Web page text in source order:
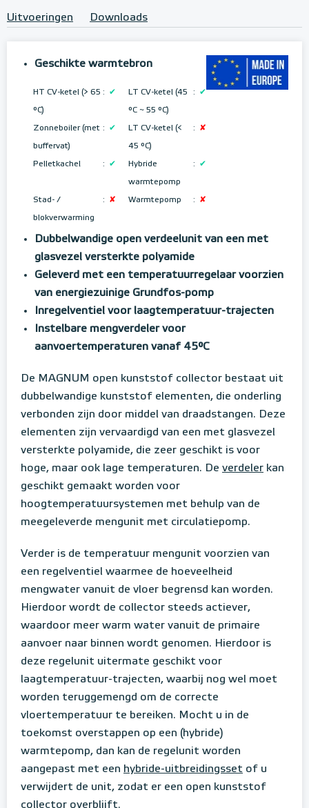
Uitvoeringen Downloads
Geschikte warmtebron
HT CV-ketel (> 65
°C)
: ✔ LT CV-ketel (45
°C ~ 55 °C)
: ✔
Zonneboiler (met
buffervat)
: ✔ LT CV-ketel (<
45 °C)
: ✘
Pelletkachel : ✔ Hybride
warmtepomp
: ✔
Stad- /
blokverwarming
: ✘ Warmtepomp : ✘
Dubbelwandige open verdeelunit van een met
glasvezel versterkte polyamide
Geleverd met een temperatuurregelaar voorzien
van energiezuinige Grundfos-pomp
Inregelventiel voor laagtemperatuur-trajecten
Instelbare mengverdeler voor
aanvoertemperaturen vanaf 45°C
De MAGNUM open kunststof collector bestaat uit
dubbelwandige kunststof elementen, die onderling
verbonden zijn door middel van draadstangen. Deze
elementen zijn vervaardigd van een met glasvezel
versterkte polyamide, die zeer geschikt is voor
hoge, maar ook lage temperaturen. De verdeler kan
geschikt gemaakt worden voor
hoogtemperatuursystemen met behulp van de
meegeleverde mengunit met circulatiepomp.
Verder is de temperatuur mengunit voorzien van
een regelventiel waarmee de hoeveelheid
mengwater vanuit de vloer begrensd kan worden.
Hierdoor wordt de collector steeds actiever,
waardoor meer warm water vanuit de primaire
aanvoer naar binnen wordt genomen. Hierdoor is
deze regelunit uitermate geschikt voor
laagtemperatuur-trajecten, waarbij nog wel moet
worden teruggemengd om de correcte
vloertemperatuur te bereiken. Mocht u in de
toekomst overstappen op een (hybride)
warmtepomp, dan kan de regelunit worden
aangepast met een hybride-uitbreidingsset of u
verwijdert de unit, zodat er een open kunststof
collector overblijft.